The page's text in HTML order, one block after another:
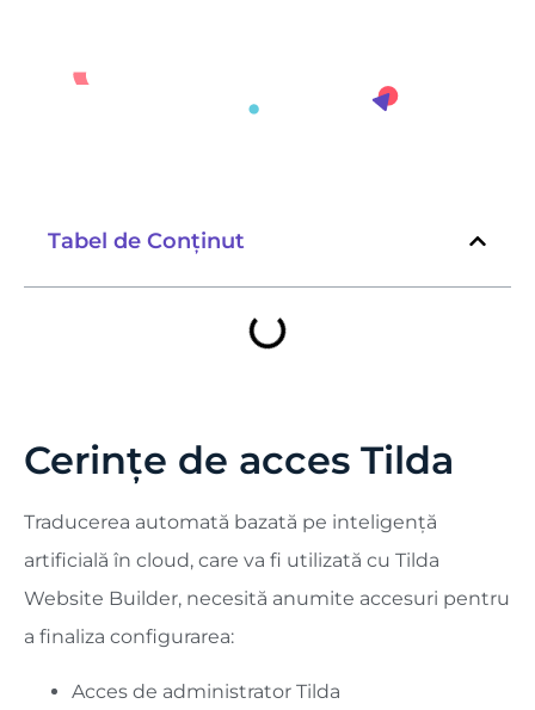
Tabel de Conținut
Cerințe de acces Tilda
Traducerea automată bazată pe inteligență
artificială în cloud, care va fi utilizată cu Tilda
Website Builder, necesită anumite accesuri pentru
a finaliza configurarea:
Acces de administrator Tilda